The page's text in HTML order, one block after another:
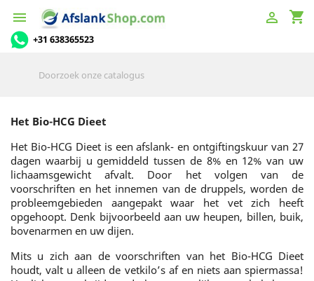
 shopping_cart

+31 638365523
Het Bio-HCG Dieet
Het Bio-HCG Dieet is een afslank- en ontgiftingskuur van 27
dagen waarbij u gemiddeld tussen de 8% en 12% van uw
lichaamsgewicht afvalt. Door het volgen van de
voorschriften en het innemen van de druppels, worden de
probleemgebieden aangepakt waar het vet zich heeft
opgehoopt. Denk bijvoorbeeld aan uw heupen, billen, buik,
bovenarmen en uw dijen.
Mits u zich aan de voorschriften van het Bio-HCG Dieet
houdt, valt u alleen de vetkilo’s af en niets aan spiermassa!